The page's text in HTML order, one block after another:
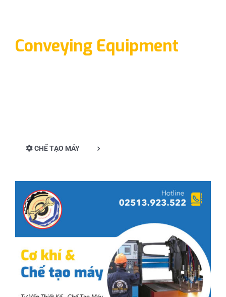
Conveying Equipment
CHẾ TẠO MÁY